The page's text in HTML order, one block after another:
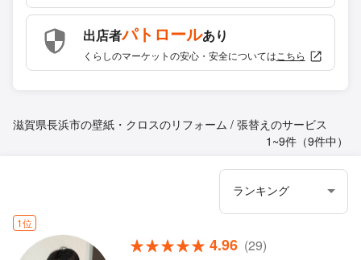
出店者パトロールあり
くらしのマーケットの安心・安全については こちら
滋賀県長浜市の壁紙・クロスのリフォーム / 張替えのサービス
1~9件（9件中）
1位
4.96 (29)